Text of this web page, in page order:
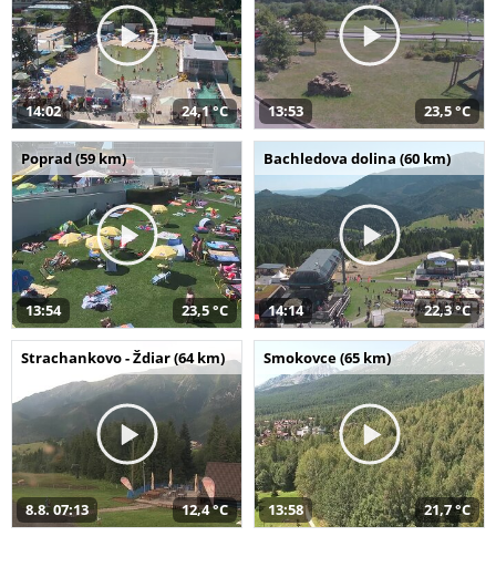
14:02 24,1 °C 13:53 23,5 °C
Poprad (59 km)
13:54 23,5 °C
Bachledova dolina (60 km)
14:14 22,3 °C
Strachankovo - Ždiar (64 km)
8.8. 07:13 12,4 °C
Smokovce (65 km)
13:58 21,7 °C